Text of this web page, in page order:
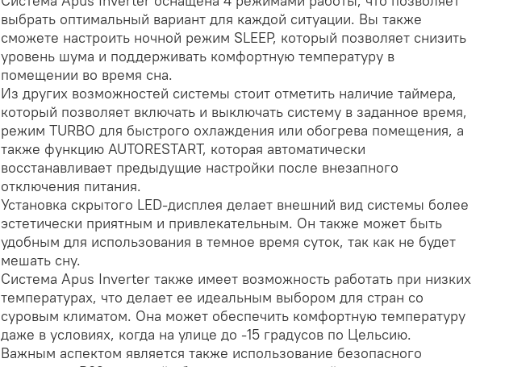
выбрать оптимальный вариант для каждой ситуации. Вы также
сможете настроить ночной режим SLEEP, который позволяет снизить
уровень шума и поддерживать комфортную температуру в
помещении во время сна.
Из других возможностей системы стоит отметить наличие таймера,
который позволяет включать и выключать систему в заданное время,
режим TURBO для быстрого охлаждения или обогрева помещения, а
также функцию AUTORESTART, которая автоматически
восстанавливает предыдущие настройки после внезапного
отключения питания.
Установка скрытого LED-дисплея делает внешний вид системы более
эстетически приятным и привлекательным. Он также может быть
удобным для использования в темное время суток, так как не будет
мешать сну.
Система Apus Inverter также имеет возможность работать при низких
температурах, что делает ее идеальным выбором для стран со
суровым климатом. Она может обеспечить комфортную температуру
даже в условиях, когда на улице до -15 градусов по Цельсию.
Важным аспектом является также использование безопасного